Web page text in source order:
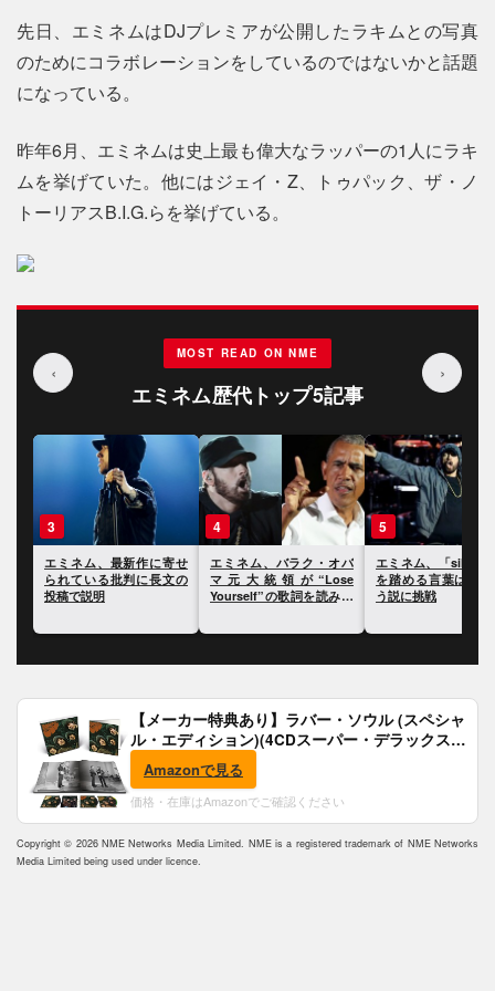
先日、エミネムはDJプレミアが公開したラキムとの写真
のためにコラボレーションをしているのではないかと話題
になっている。
昨年6月、エミネムは史上最も偉大なラッパーの1人にラキ
ムを挙げていた。他にはジェイ・Z、トゥパック、ザ・ノ
トーリアスB.I.G.らを挙げている。
‹
MOST READ ON NME
エミネム歴代トップ5記事
›
3
エミネム、最新作に寄せ
られている批判に長文の
投稿で説明
4
エミネム、バラク・オバ
マ元大統領が“Lose
Yourself”の歌詞を読み上
5
エミネム、「silver
を踏める言葉はな
う説に挑戦
【メーカー特典あり】ラバー・ソウル (スペシャ
ル・エディション)(4CDスーパー・デラックス)
(完全生産限定盤)(SHM-CD)(特典:B2ポスター付)
Amazonで見る
価格・在庫はAmazonでご確認ください
Copyright © 2026 NME Networks Media Limited. NME is a registered trademark of NME Networks
Media Limited being used under licence.